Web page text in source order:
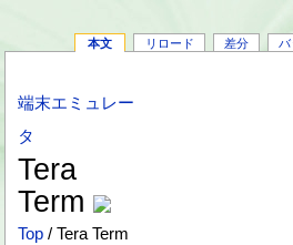
本文 リロード 差分 バ
端末エミュレー
タ
Tera
Term
Top / Tera Term